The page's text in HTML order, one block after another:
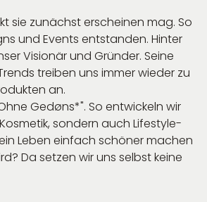
sie zunächst erscheinen mag. So
und Events entstanden. Hinter
Visionär und Gründer. Seine
treiben uns immer wieder zu
an.
Gedøns*". So entwickeln wir
sondern auch Lifestyle-
Leben einfach schöner machen
Da setzen wir uns selbst keine